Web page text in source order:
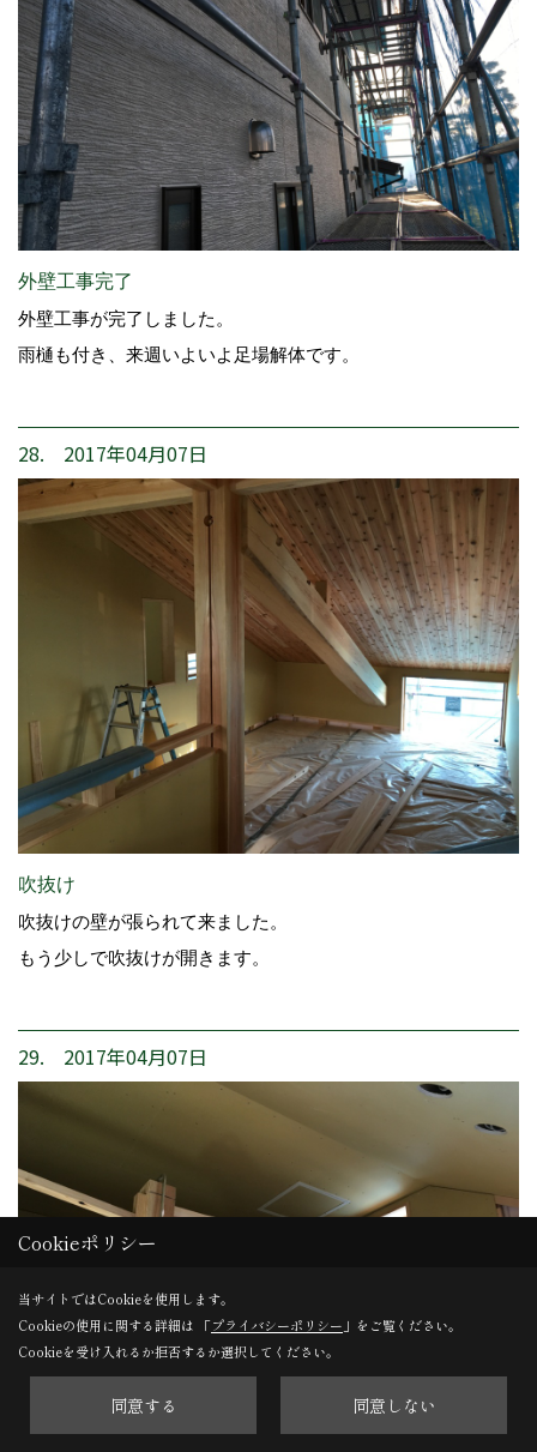
外壁工事完了
外壁工事が完了しました。
雨樋も付き、来週いよいよ足場解体です。
28. 2017年04月07日
吹抜け
吹抜けの壁が張られて来ました。
もう少しで吹抜けが開きます。
29. 2017年04月07日
Cookieポリシー
当サイトではCookieを使用します。
Cookieの使用に関する詳細は 「プライバシーポリシー 」をご覧ください。
Cookieを受け入れるか拒否するか選択してください。
同意する 同意しない